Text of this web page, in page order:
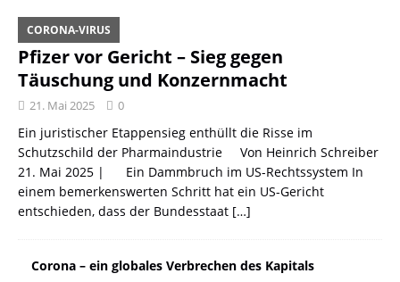
Pfizer vor Gericht – Sieg gegen
Täuschung und Konzernmacht
CORONA-VIRUS
21. Mai 2025 0
Ein juristischer Etappensieg enthüllt die Risse im
Schutzschild der Pharmaindustrie Von Heinrich Schreiber
21. Mai 2025 | Ein Dammbruch im US-Rechtssystem In
einem bemerkenswerten Schritt hat ein US-Gericht
entschieden, dass der Bundesstaat […]
Corona – ein globales Verbrechen des Kapitals